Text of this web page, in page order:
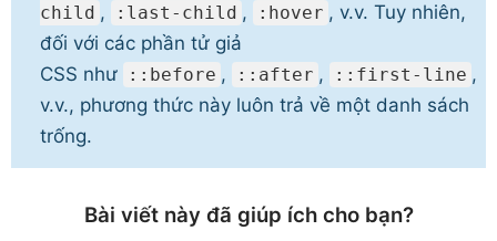
// Printing the number of
document .write
matches.length + "<hr>")
}
child , :last-child , :hover , v.v. Tuy nhiên,
đối với các phần tử giả
CSS như ::before , ::after , ::first-line ,
v.v., phương thức này luôn trả về một danh sách
trống.
Bài viết này đã giúp ích cho bạn?